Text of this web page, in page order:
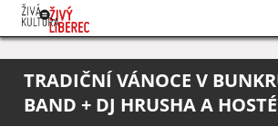
O projektu
Pořadatelé
TRADIČNÍ VÁNOCE V
BAND + DJ HRUSHA A